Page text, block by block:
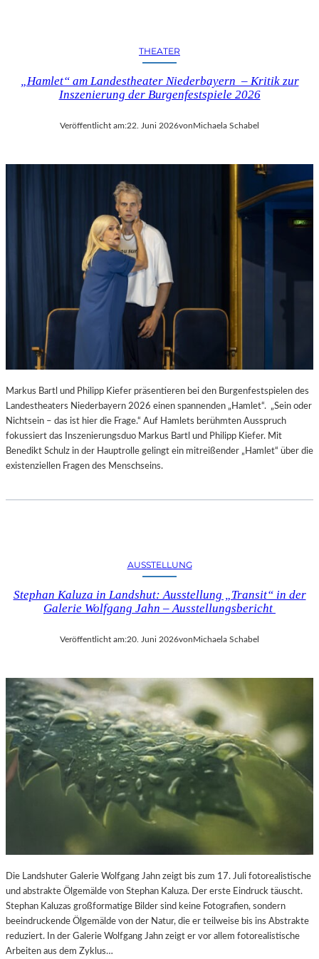
THEATER
„Hamlet“ am Landestheater Niederbayern – Kritik zur
Inszenierung der Burgenfestspiele 2026
Veröffentlicht am:22. Juni 2026vonMichaela Schabel
Markus Bartl und Philipp Kiefer präsentieren bei den Burgenfestspielen des
Landestheaters Niederbayern 2026 einen spannenden „Hamlet“. „Sein oder
Nichtsein – das ist hier die Frage.“ Auf Hamlets berühmten Ausspruch
fokussiert das Inszenierungsduo Markus Bartl und Philipp Kiefer. Mit
Benedikt Schulz in der Hauptrolle gelingt ein mitreißender „Hamlet“ über die
existenziellen Fragen des Menschseins.
AUSSTELLUNG
Stephan Kaluza in Landshut: Ausstellung „Transit“ in der
Galerie Wolfgang Jahn – Ausstellungsbericht
Veröffentlicht am:20. Juni 2026vonMichaela Schabel
Die Landshuter Galerie Wolfgang Jahn zeigt bis zum 17. Juli fotorealistische
und abstrakte Ölgemälde von Stephan Kaluza. Der erste Eindruck täuscht.
Stephan Kaluzas großformatige Bilder sind keine Fotografien, sondern
beeindruckende Ölgemälde von der Natur, die er teilweise bis ins Abstrakte
reduziert. In der Galerie Wolfgang Jahn zeigt er vor allem fotorealistische
Arbeiten aus dem Zyklus…